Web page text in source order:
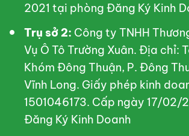
2021 tại phòng Đăng Ký Kinh
Trụ sở 2: Công ty TNHH
Vụ Ô Tô Trường Xuân. Địa chỉ:
Khóm Đông Thuận, P. Đông
Vĩnh Long. Giấy phép kinh
1501046173. Cấp ngày 17/02/
Đăng Ký Kinh Doanh